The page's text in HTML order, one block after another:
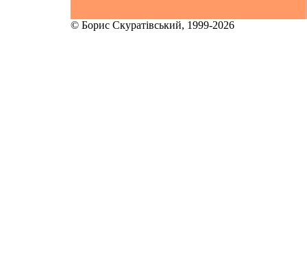
© Борис Скуратівський, 1999-2026